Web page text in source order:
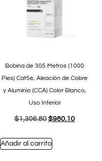
Bobina de 305 Metros (1000
Pies) Cat5e, Aleación de Cobre
y Aluminio (CCA) Color Blanco,
Uso Interior
$1,306.80 $980.10
Añadir al carrito